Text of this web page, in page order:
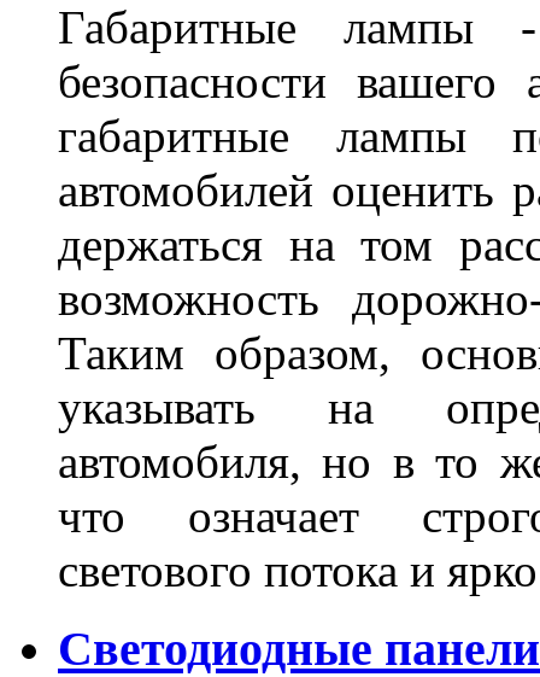
Габаритные лампы
безопасности
габаритные лампы
автомобилей оценить
держаться на том
возможность
Таким образом,
указывать на
автомобиля, но в то
что означает
светового потока и
Светодиодные